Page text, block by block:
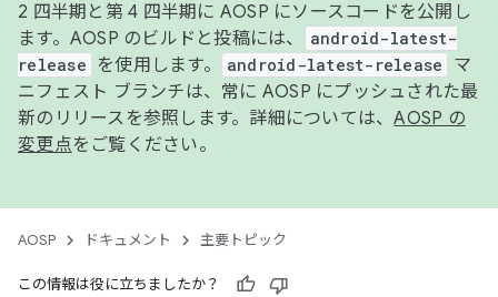
2 四半期と第 4 四半期に AOSP にソースコードを公開し
ます。AOSP のビルドと投稿には、
android-latest-
release
を使用します。 android-latest-release
マ
ニフェスト ブランチは、常に AOSP にプッシュされた最
新のリリースを参照します。詳細については、AOSP の
変更点をご覧ください。
AOSP ドキュメント 主要トピック
この情報は役に立ちましたか？